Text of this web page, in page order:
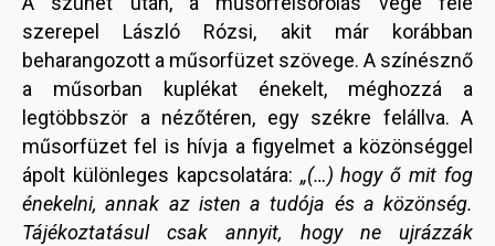
szerepel László Rózsi, akit már korábban
beharangozott a műsorfüzet szövege. A színésznő
a műsorban kuplékat énekelt, méghozzá a
legtöbbször a nézőtéren, egy székre felállva. A
műsorfüzet fel is hívja a figyelmet a közönséggel
ápolt különleges kapcsolatára: „(…) hogy ő mit fog
énekelni, annak az isten a tudója és a közönség.
Tájékoztatásul csak annyit, hogy ne ujrázzák